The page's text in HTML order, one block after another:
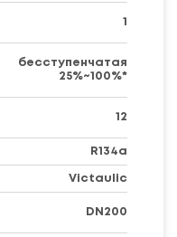
1
бесступенчатая
25%~100%*
12
R134a
Victaulic
DN200